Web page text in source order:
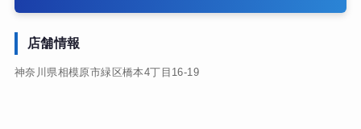
店舗情報
神奈川県相模原市緑区橋本4丁目16-19